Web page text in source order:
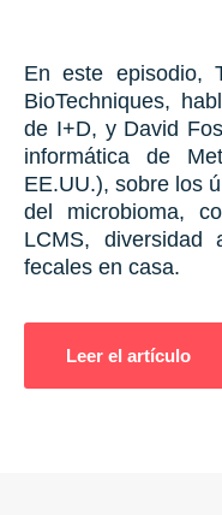
En este episodio,
BioTechniques,
de I+D, y David
informática de
EE.UU.), sobre los
del microbioma,
LCMS, diversidad
fecales en casa.
Leer el artículo